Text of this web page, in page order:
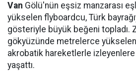
Van Gölü'nün eşsiz manzarası
yükselen flyboardcu, Türk
gösteriyle büyük beğeni topladı.
gökyüzünde metrelerce yükselen
akrobatik hareketlerle
yaşattı.